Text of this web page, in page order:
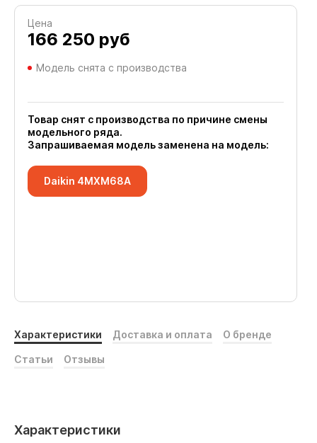
Цена
166 250 руб
Модель снята с производства
Товар снят с производства по причине смены
модельного ряда.
Запрашиваемая модель заменена на модель:
Daikin 4MXM68A
Характеристики Доставка и оплата О бренде
Статьи Отзывы
Характеристики